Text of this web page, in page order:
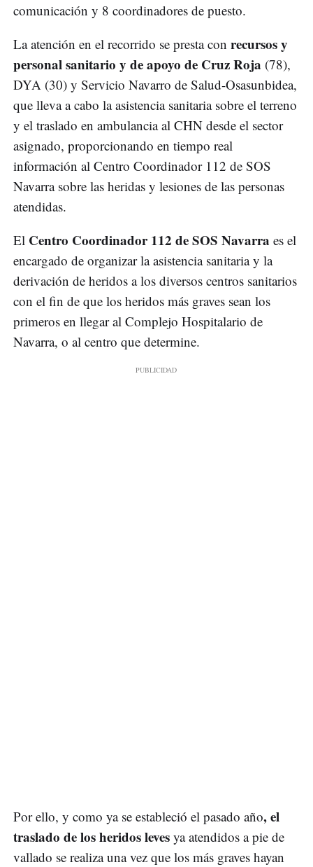
comunicación y 8 coordinadores de puesto.
La atención en el recorrido se presta con recursos y
personal sanitario y de apoyo de Cruz Roja (78),
DYA (30) y Servicio Navarro de Salud-Osasunbidea,
que lleva a cabo la asistencia sanitaria sobre el terreno
y el traslado en ambulancia al CHN desde el sector
asignado, proporcionando en tiempo real
información al Centro Coordinador 112 de SOS
Navarra sobre las heridas y lesiones de las personas
atendidas.
El Centro Coordinador 112 de SOS Navarra es el
encargado de organizar la asistencia sanitaria y la
derivación de heridos a los diversos centros sanitarios
con el fin de que los heridos más graves sean los
primeros en llegar al Complejo Hospitalario de
Navarra, o al centro que determine.
Por ello, y como ya se estableció el pasado año, el
traslado de los heridos leves ya atendidos a pie de
vallado se realiza una vez que los más graves hayan